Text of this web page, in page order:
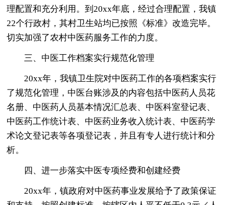
理配置和充分利用。到20xx年底，经过合理配置，我镇
22个行政村，其村卫生站均已按照《标准》改造完毕。
切实加强了农村中医药服务工作的力度。
三、中医工作档案实行规范化管理
20xx年，我镇卫生院对中医药工作的各项档案实行
了规范化管理，中医台账涉及的内容包括中医药人员花
名册、中医药人员基本情况汇总表、中医科室登记表、
中医药工作统计表、中医药业务收入统计表、中医药学
术论文登记表等各项登记表，并且有专人进行统计和分
析。
四、进一步落实中医专项经费和创建经费
20xx年，镇政府对中医药事业发展给予了政策保证